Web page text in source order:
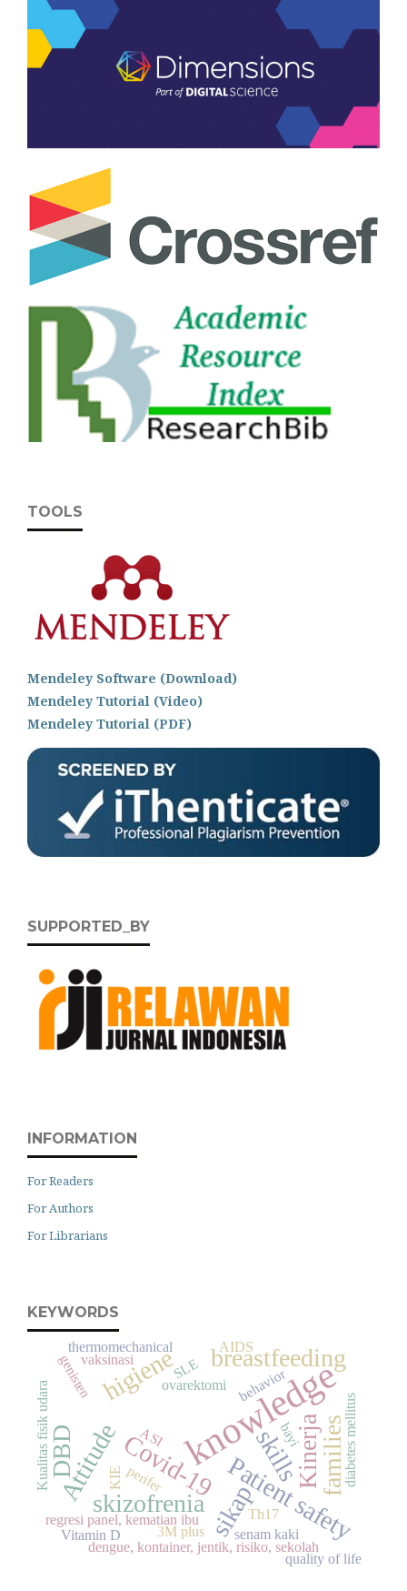
TOOLS
Mendeley Software (Download)
Mendeley Tutorial (Video)
Mendeley Tutorial (PDF)
SUPPORTED_BY
INFORMATION
For Readers
For Authors
For Librarians
KEYWORDS
knowledge
higiene
Patient safety
AttitudeCovid-19
breastfeeding
sikap
skizofrenia
Kinerjafamilies
skills
DBD
regresi panel, kematian ibu
perifer
senam kaki
diabetes mellitus
ASI
3M plus
behavior
Kualitas fisik udara
dengue, kontainer, jentik, risiko, sekolah
KIE
thermomechanical
ovarektomi
genisten
Th17
Vitamin D
SLE
vaksinasi
AIDS
quality of life
bayi